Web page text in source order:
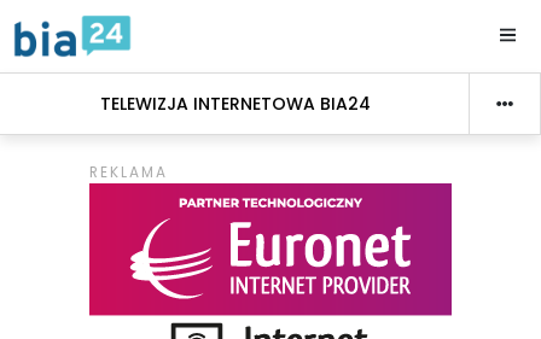
TELEWIZJA INTERNETOWA BIA24